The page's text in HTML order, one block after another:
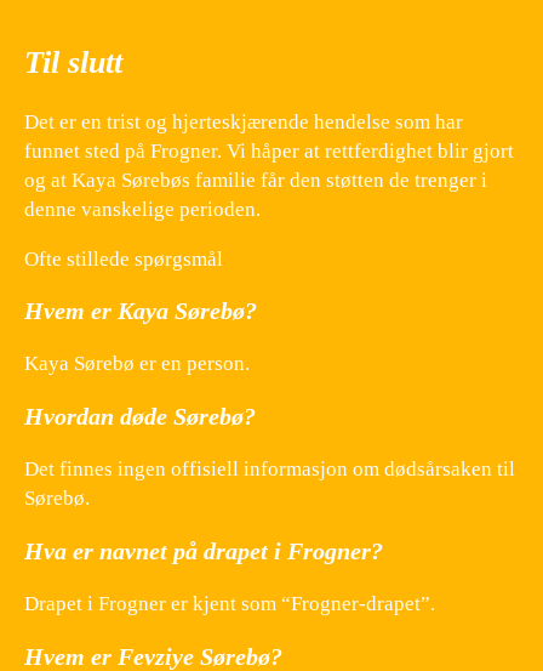
Til slutt
Det er en trist og hjerteskjærende hendelse som har
funnet sted på Frogner. Vi håper at rettferdighet blir gjort
og at Kaya Sørebøs familie får den støtten de trenger i
denne vanskelige perioden.
Ofte stillede spørgsmål
Hvem er Kaya Sørebø?
Kaya Sørebø er en person.
Hvordan døde Sørebø?
Det finnes ingen offisiell informasjon om dødsårsaken til
Sørebø.
Hva er navnet på drapet i Frogner?
Drapet i Frogner er kjent som “Frogner-drapet”.
Hvem er Fevziye Sørebø?